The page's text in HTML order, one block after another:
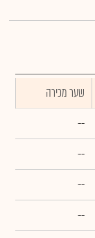
שער מכירה
--
--
--
--